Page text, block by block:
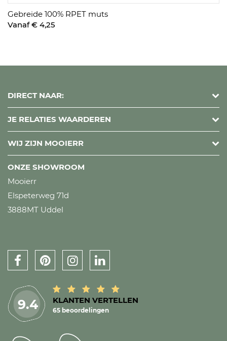
Gebreide 100% RPET muts
Vanaf € 4,25
DIRECT NAAR:
JE RELATIES WAARDEREN
WIJ ZIJN MOOIERR
ONZE SHOWROOM
Mooierr
Elspeterweg 71d
3888MT Uddel
9.4 KLANTEN VERTELLEN
65 beoordelingen